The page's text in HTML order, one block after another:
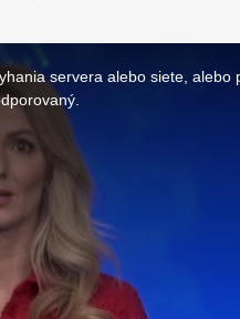
servera alebo siete, alebo